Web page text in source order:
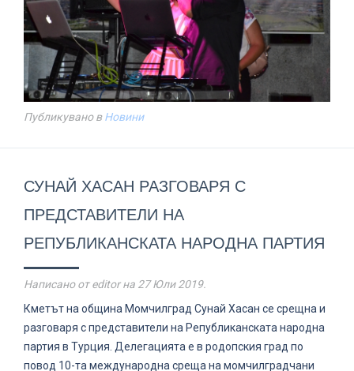
Публикувано вНовини
СУНАЙ ХАСАН РАЗГОВАРЯ С
ПРЕДСТАВИТЕЛИ НА
РЕПУБЛИКАНСКАТА НАРОДНА ПАРТИЯ
Написано от editor на 27 Юли 2019.
Кметът на община Момчилград Сунай Хасан се срещна и
разговаря с представители на Републиканската народна
партия в Турция. Делегацията е в родопския град по
повод 10-та международна среща на момчилградчани